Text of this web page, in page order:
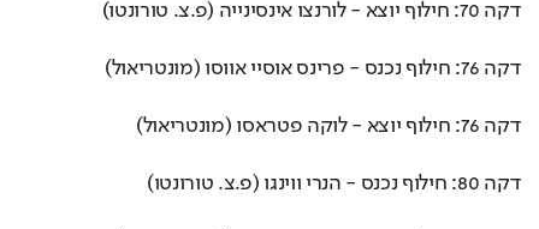
דקה 70: חילוף יוצא - לורנצו אינסינייה (פ.צ. טורונטו)
דקה 76: חילוף נכנס - פרינס אוסיי אווסו (מונטריאול)
דקה 76: חילוף יוצא - לוקה פטראסו (מונטריאול)
דקה 80: חילוף נכנס - הנרי ווינגו (פ.צ. טורונטו)